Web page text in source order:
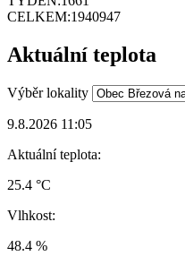
CELKEM:1940947
Aktuální teplota
Výběr lokality
9.8.2026 11:05
Aktuální teplota:
25.4 °C
Vlhkost:
48.4 %